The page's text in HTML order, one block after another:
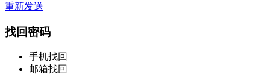
重新发送
找回密码
手机找回
邮箱找回